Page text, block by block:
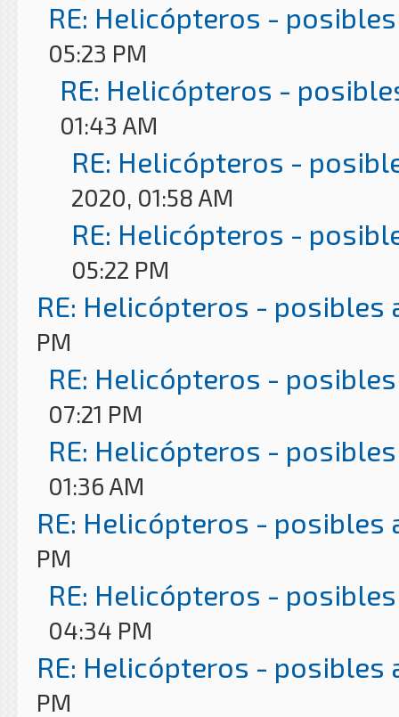
RE: Helicópteros -
05:23 PM
RE: Helicópteros -
01:43 AM
RE: Helicópteros -
2020, 01:58 AM
RE: Helicópteros -
05:22 PM
RE: Helicópteros - posibles
PM
RE: Helicópteros -
07:21 PM
RE: Helicópteros -
01:36 AM
RE: Helicópteros - posibles
PM
RE: Helicópteros -
04:34 PM
RE: Helicópteros - posibles
PM